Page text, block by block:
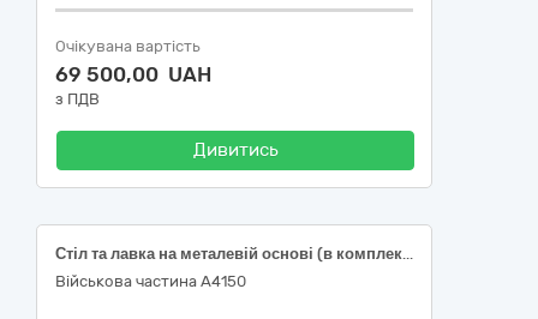
Очікувана вартість
69 500,00 UAH
з ПДВ
Дивитись
Стіл та лавка на металевій основі (в комплекті)
Військова частина А4150